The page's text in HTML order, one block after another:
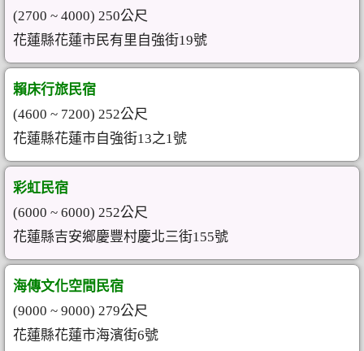
(2700 ~ 4000) 250公尺
花蓮縣花蓮市民有里自強街19號
賴床行旅民宿
(4600 ~ 7200) 252公尺
花蓮縣花蓮市自強街13之1號
彩虹民宿
(6000 ~ 6000) 252公尺
花蓮縣吉安鄉慶豐村慶北三街155號
海傳文化空間民宿
(9000 ~ 9000) 279公尺
花蓮縣花蓮市海濱街6號